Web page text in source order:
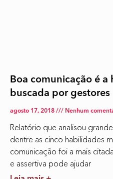
Boa comunicação é a
buscada por gestores
agosto 17, 2018 Nenhum
Relatório que analisou
dentre as cinco habilidades
comunicação foi a mais
e assertiva pode ajudar